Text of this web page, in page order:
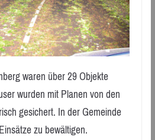
waren über 29 Objekte
wurden mit Planen von den
gesichert. In der Gemeinde
zu bewältigen.